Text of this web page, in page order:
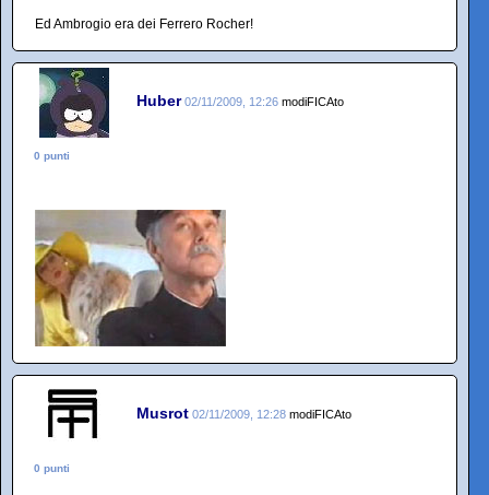
Ed Ambrogio era dei Ferrero Rocher!
Huber 02/11/2009, 12:26 modiFICAto
0 punti
Musrot 02/11/2009, 12:28 modiFICAto
0 punti